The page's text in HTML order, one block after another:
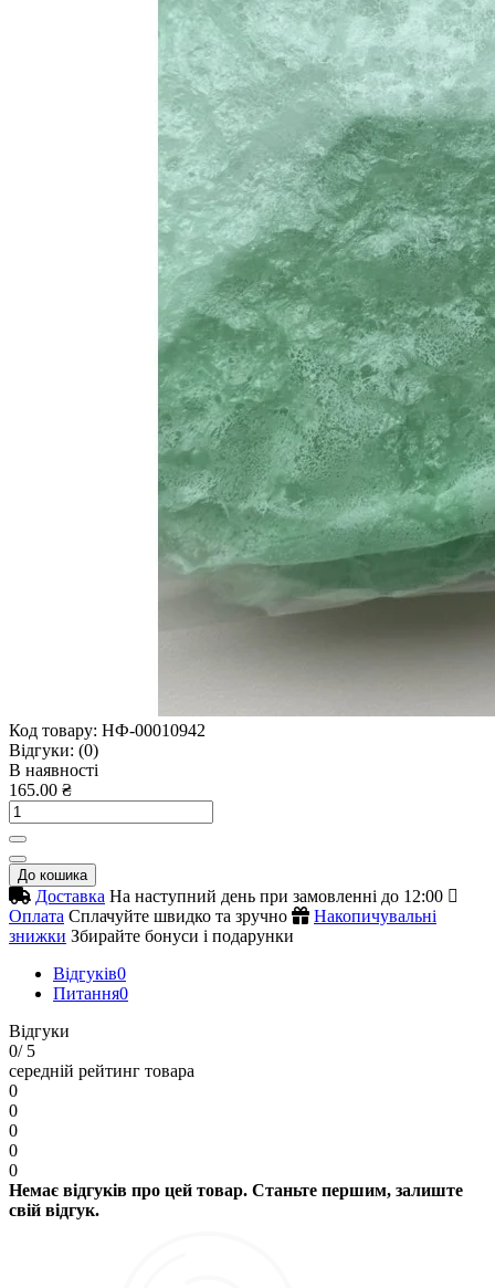
Код товару: НФ-00010942
Відгуки: (0)
В наявності
165.00 ₴
До кошика
Доставка На наступний день при замовленні до 12:00
Оплата Сплачуйте швидко та зручно
Накопичувальні
знижки Збирайте бонуси і подарунки
Відгуків0
Питання0
Відгуки
0/ 5
середній рейтинг товара
0
0
0
0
0
Немає відгуків про цей товар. Станьте першим, залиште
свій відгук.